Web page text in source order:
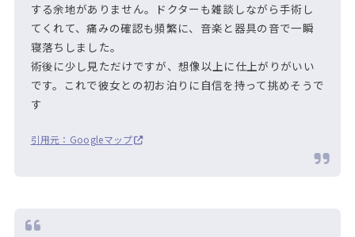
する余地がありません。ドクターも雑談しながら手術し
てくれて、痛みの確認も頻繁に、音楽と器具の音で一瞬
寝落ちしました。
術後に少し見ただけですが、想像以上に仕上がりがいい
です。これで彼女との初お泊りに自信を持って挑めそうで
す
引用元：Googleマップ